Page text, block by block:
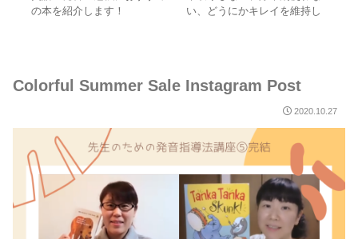
の本を紹介します！
い、どうにかキレイを維持し
Colorful Summer Sale Instagram Post
2020.10.27